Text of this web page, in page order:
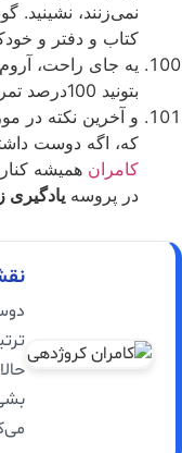
نمی‌زنند،
کتاب و دفتر و
یه جای راحت،
بتونید 100درصد تمرکز کنید.
و آخرین نکته در
که، اگه دوست
کامران همیشه
در پروسه یادگیری